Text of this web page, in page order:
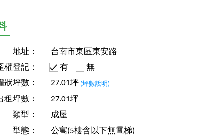
地址：
台南市東區東安路
權登記：
有
無
狀坪數：
27.01坪 (坪數說明)
租坪數：
27.01坪
類型：
成屋
型態：
公寓(5樓含以下無電梯)